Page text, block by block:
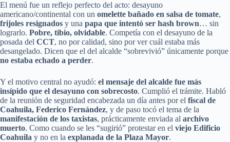
El menú fue un reflejo perfecto del acto: desayuno
americano/continental con un omelette bañado en salsa de tomate,
frijoles resignados y una papa que intentó ser hash brown… sin
lograrlo. Pobre, tibio, olvidable. Competía con el desayuno de la
posada del CCT, no por calidad, sino por ver cuál estaba más
desangelado. Dicen que el del alcalde “sobrevivió” únicamente porque
no estaba echado a perder.
Y el motivo central no ayudó: el mensaje del alcalde fue más
insípido que el desayuno con sobrecosto. Cumplió el trámite. Habló
de la reunión de seguridad encabezada un día antes por el fiscal de
Coahuila, Federico Fernández, y de paso tocó el tema de la
manifestación de los taxistas, prácticamente enviada al archivo
muerto. Como cuando se les “sugirió” protestar en el viejo Edificio
Coahuila y no en la explanada de la Plaza Mayor.